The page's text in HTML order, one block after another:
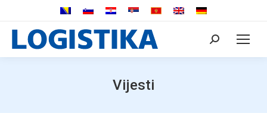
Search:
Vijesti